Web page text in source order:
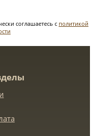
соглашаетесь с политикой